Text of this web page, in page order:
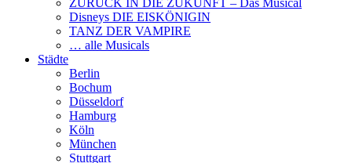
ZURÜCK IN DIE ZUKUNFT – Das Musical
Disneys DIE EISKÖNIGIN
TANZ DER VAMPIRE
… alle Musicals
Städte
Berlin
Bochum
Düsseldorf
Hamburg
Köln
München
Stuttgart